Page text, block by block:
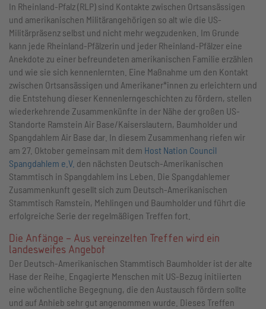
In Rheinland-Pfalz (RLP) sind Kontakte zwischen Ortsansässigen
und amerikanischen Militärangehörigen so alt wie die US-
Militärpräsenz selbst und nicht mehr wegzudenken. Im Grunde
kann jede Rheinland-Pfälzerin und jeder Rheinland-Pfälzer eine
Anekdote zu einer befreundeten amerikanischen Familie erzählen
und wie sie sich kennenlernten. Eine Maßnahme um den Kontakt
zwischen Ortsansässigen und Amerikaner*innen zu erleichtern und
die Entstehung dieser Kennenlerngeschichten zu fördern, stellen
wiederkehrende Zusammenkünfte in der Nähe der großen US-
Standorte Ramstein Air Base/Kaiserslautern, Baumholder und
Spangdahlem Air Base dar. In diesem Zusammenhang riefen wir
am 27. Oktober gemeinsam mit dem Host Nation Council
Spangdahlem e.V. den nächsten Deutsch-Amerikanischen
Stammtisch in Spangdahlem ins Leben. Die Spangdahlemer
Zusammenkunft gesellt sich zum Deutsch-Amerikanischen
Stammtisch Ramstein, Mehlingen und Baumholder und führt die
erfolgreiche Serie der regelmäßigen Treffen fort.
Die Anfänge – Aus vereinzelten Treffen wird ein
landesweites Angebot
Der Deutsch-Amerikanischen Stammtisch Baumholder ist der alte
Hase der Reihe. Engagierte Menschen mit US-Bezug initiierten
eine wöchentliche Begegnung, die den Austausch fördern sollte
und auf Anhieb sehr gut angenommen wurde. Dieses Treffen